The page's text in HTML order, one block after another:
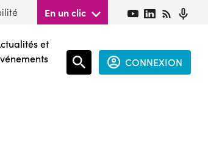
En un clic
et
CONNEXION